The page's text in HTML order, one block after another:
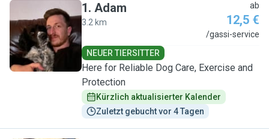
A
1. Adam
3.2 km
ab
12,5 €
/gassi-service
NEUER TIERSITTER
Here for Reliable Dog Care, Exercise and
Protection
Kürzlich aktualisierter Kalender
Zuletzt gebucht vor 4 Tagen